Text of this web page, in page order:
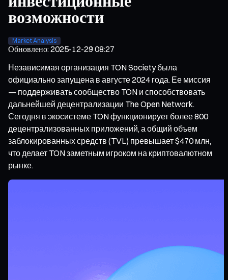
возможности
Market Analysis
Обновлено:2025-12-29 08:27
Независимая организация TON Society была
официально запущена в августе 2024 года. Ее миссия
— поддерживать сообщество TON и способствовать
дальнейшей децентрализации The Open Network.
Сегодня в экосистеме TON функционирует более 800
децентрализованных приложений, а общий объем
заблокированных средств (TVL) превышает $470 млн,
что делает TON заметным игроком на криптовалютном
рынке.